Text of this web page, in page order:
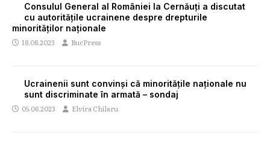
Consulul General al României la Cernăuți a discutat
cu autoritățile ucrainene despre drepturile
minorităților naționale
18.08.2023 BucPress
Ucrainenii sunt convinși că minoritățile naționale nu
sunt discriminate în armată – sondaj
05.06.2023 Elvira Chilaru